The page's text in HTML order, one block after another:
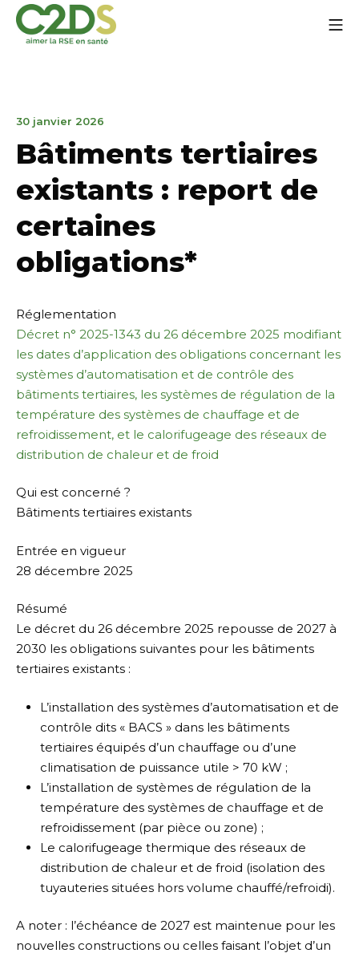
Aller
contenu
30 janvier 2026
2026
Bâtiments tertiaires
existants : report de
certaines
obligations*
Réglementation
Décret n° 2025-1343 du 26 décembre 2025 modifiant
les dates d’application des obligations concernant les
systèmes d’automatisation et de contrôle des
bâtiments tertiaires, les systèmes de régulation de la
température des systèmes de chauffage et de
refroidissement, et le calorifugeage des réseaux de
distribution de chaleur et de froid
Qui est concerné ?
Bâtiments tertiaires existants
Entrée en vigueur
28 décembre 2025
Résumé
Le décret du 26 décembre 2025 repousse de 2027 à
2030 les obligations suivantes pour les bâtiments
tertiaires existants :
L’installation des systèmes d’automatisation et de
contrôle dits « BACS » dans les bâtiments
tertiaires équipés d’un chauffage ou d’une
climatisation de puissance utile > 70 kW ;
L’installation de systèmes de régulation de la
température des systèmes de chauffage et de
refroidissement (par pièce ou zone) ;
Le calorifugeage thermique des réseaux de
distribution de chaleur et de froid (isolation des
tuyauteries situées hors volume chauffé/refroidi).
A noter : l’échéance de 2027 est maintenue pour les
nouvelles constructions ou celles faisant l’objet d’un